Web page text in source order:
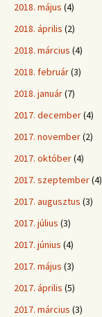
2018. május (4)
2018. április (2)
2018. március (4)
2018. február(3)
2018. január(7)
2017. december(4)
2017. november(2)
2017. október(4)
2017. szeptember(4)
2017. augusztus (3)
2017. július (3)
2017. június (4)
2017. május (3)
2017. április (5)
2017. március (3)